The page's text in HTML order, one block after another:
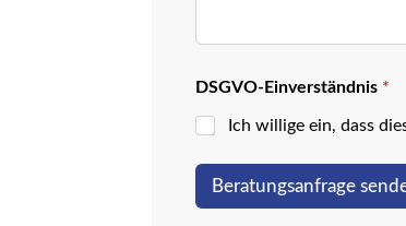
*
N
a
e
DSGVO-Einverständnis *
Ich willige ein, dass
Beratungsanfrage